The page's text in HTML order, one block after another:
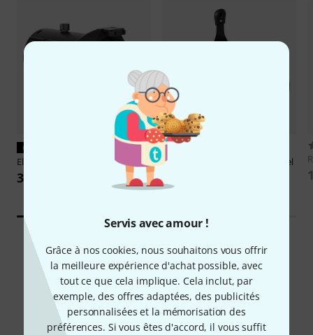
Servis avec amour !
Grâce à nos cookies, nous souhaitons vous offrir
la meilleure expérience d'achat possible, avec
tout ce que cela implique. Cela inclut, par
exemple, des offres adaptées, des publicités
personnalisées et la mémorisation des
préférences. Si vous êtes d'accord, il vous suffit
CONVIENT À COUP SÛR
Elation KL Core IP Lens Tube 26°
354 €
CONVIENT À COUP SÛR
Elation KL Core IP Shutter Barrel
137 €
Le saviez-vous?